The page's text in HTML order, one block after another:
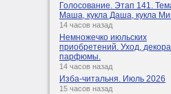
Голосование. Этап 141.
Маша, кукла Даша, кукла
14 часов назад
Немножечко июльских
приобретений. Уход,
парфюмы.
14 часов назад
Изба-читальня. Июль 2026
15 часов назад